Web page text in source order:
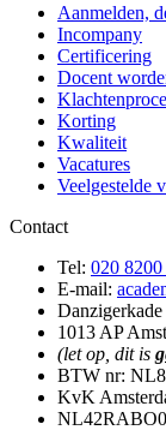
Aanmelden,
Incompany
Certificering
Docent
Korting
Kwaliteit
Vacatures
Veelgestelde
Contact
Tel: 020
E-mail:
1013 AP
(let op, dit is
BTW nr:
KvK